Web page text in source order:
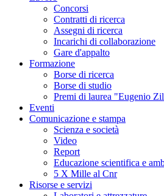
Concorsi
Contratti di ricerca
Assegni di ricerca
Incarichi di collaborazione
Gare d'appalto
Formazione
Borse di ricerca
Borse di studio
Premi di laurea "Eugenio
Eventi
Comunicazione e stampa
Scienza e società
Video
Report
Educazione scientifica e
5 X Mille al Cnr
Risorse e servizi